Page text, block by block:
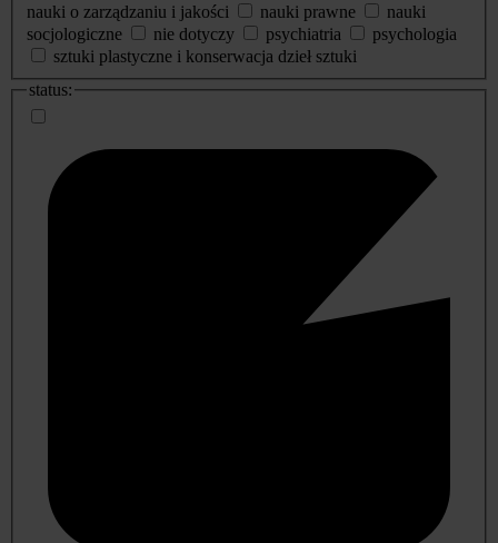
nauki o zarządzaniu i jakości
nauki prawne
nauki
socjologiczne
nie dotyczy psychiatria
psychologia
sztuki plastyczne i konserwacja dzieł sztuki
status: